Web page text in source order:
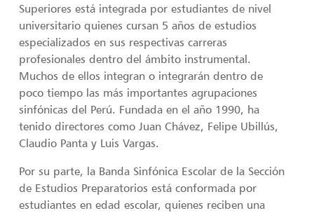
Superiores está integrada por estudiantes de nivel
universitario quienes cursan 5 años de estudios
especializados en sus respectivas carreras
profesionales dentro del ámbito instrumental.
Muchos de ellos integran o integrarán dentro de
poco tiempo las más importantes agrupaciones
sinfónicas del Perú. Fundada en el año 1990, ha
tenido directores como Juan Chávez, Felipe Ubillús,
Claudio Panta y Luis Vargas.
Por su parte, la Banda Sinfónica Escolar de la Sección
de Estudios Preparatorios está conformada por
estudiantes en edad escolar, quienes reciben una